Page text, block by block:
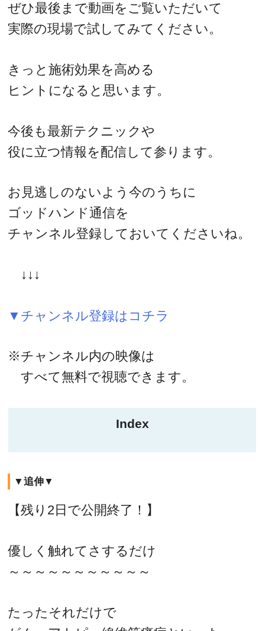
ぜひ最後まで動画をご覧いただいて
実際の現場で試してみてください。
きっと施術効果を高める
ヒントになると思います。
今後も最新テクニックや
役に立つ情報を配信して参ります。
お見逃しのないよう今のうちに
ゴッドハンド通信を
チャンネル登録しておいてくださいね。
↓↓↓
▼チャンネル登録はコチラ
※チャンネル内の映像は
すべて無料で視聴できます。
Index
▼追伸▼
【残り2日で公開終了！】
優しく触れてさするだけ
～～～～～～～～～～～
たったそれだけで